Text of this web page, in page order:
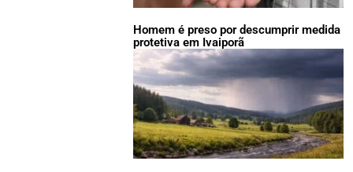
Homem é preso por descumprir medida
protetiva em Ivaiporã